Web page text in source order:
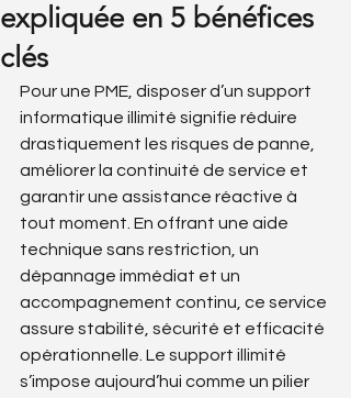
expliquée en 5 bénéfices
clés
Pour une PME, disposer d’un support
informatique illimité signifie réduire
drastiquement les risques de panne,
améliorer la continuité de service et
garantir une assistance réactive à
tout moment. En offrant une aide
technique sans restriction, un
dépannage immédiat et un
accompagnement continu, ce service
assure stabilité, sécurité et efficacité
opérationnelle. Le support illimité
s’impose aujourd’hui comme un pilier